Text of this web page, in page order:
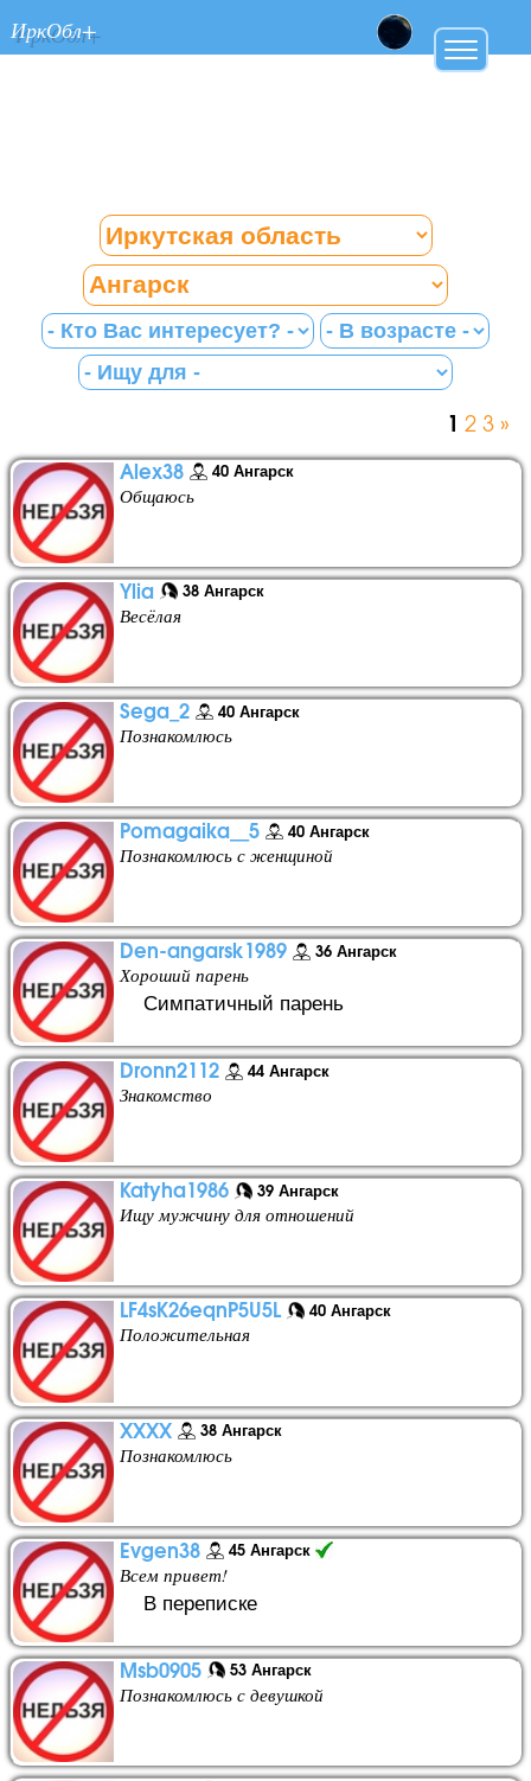
ИркОбл+
1 2 3 »
Alex38 40 Ангарск
Общаюсь
Ylia 38 Ангарск
Весёлая
Sega_2 40 Ангарск
Познакомлюсь
Pomagaika__5 40 Ангарск
Познакомлюсь с женщиной
Den-angarsk1989 36 Ангарск
Хороший парень
Симпатичный парень
Dronn2112 44 Ангарск
Знакомство
Katyha1986 39 Ангарск
Ищу мужчину для отношений
LF4sK26eqnP5U5L 40 Ангарск
Положительная
XXXX 38 Ангарск
Познакомлюсь
Evgen38 45 Ангарск
Всем привет!
В переписке
Msb0905 53 Ангарск
Познакомлюсь с девушкой